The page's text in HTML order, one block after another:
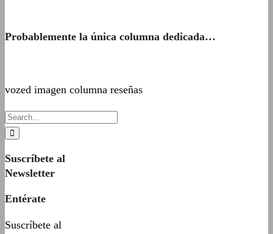
Probablemente la única columna dedicada…
vozed imagen columna reseñas
Suscríbete al
Newsletter
Entérate
Suscríbete al